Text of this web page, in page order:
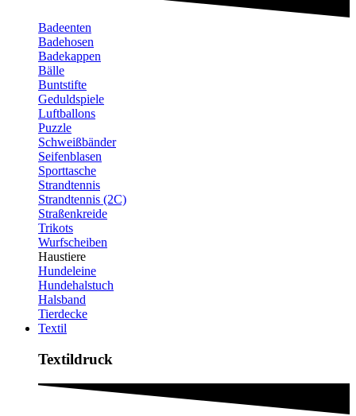
Badeenten
Badehosen
Badekappen
Bälle
Buntstifte
Geduldspiele
Luftballons
Puzzle
Schweißbänder
Seifenblasen
Sporttasche
Strandtennis
Strandtennis (2C)
Straßenkreide
Trikots
Wurfscheiben
Haustiere
Hundeleine
Hundehalstuch
Halsband
Tierdecke
Textil
Textildruck​